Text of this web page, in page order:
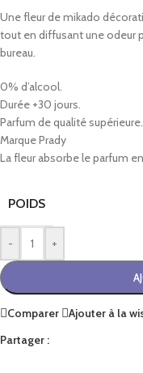
Une fleur de mikado
tout en diffusant une odeur
bureau.
0% d’alcool.
Durée +30 jours.
Parfum de qualité supérieure.
Marque Prady
La fleur absorbe le parfum
POIDS
- +
Comparer
Ajouter à la
Partager :